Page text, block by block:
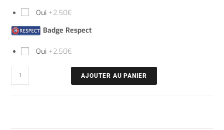
Oui +2.50€
Badge Respect
Oui +2.50€
AJOUTER AU PANIER